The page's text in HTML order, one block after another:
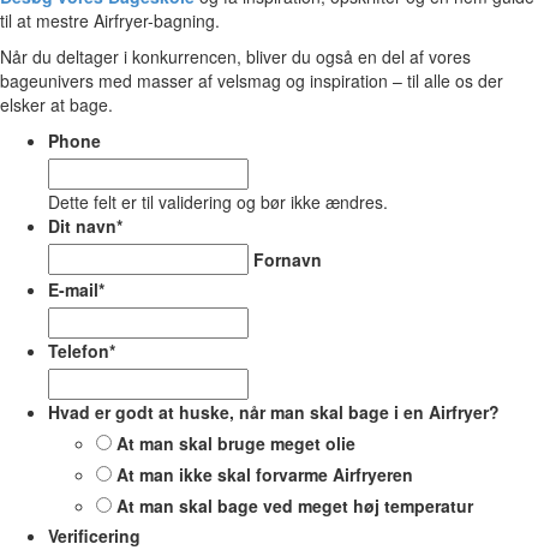
til at mestre Airfryer-bagning.
Når du deltager i konkurrencen, bliver du også en del af vores
bageunivers med masser af velsmag og inspiration – til alle os der
elsker at bage.
Phone
Dette felt er til validering og bør ikke ændres.
Dit navn*
Fornavn
E-mail*
Telefon*
Hvad er godt at huske, når man skal bage i en Airfryer?
At man skal bruge meget olie
At man ikke skal forvarme Airfryeren
At man skal bage ved meget høj temperatur
Verificering